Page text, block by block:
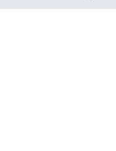
cần plug-in